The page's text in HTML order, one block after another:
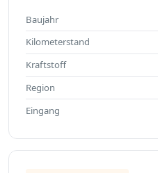
Baujahr
Kilometerstand
Kraftstoff
Region
Eingang